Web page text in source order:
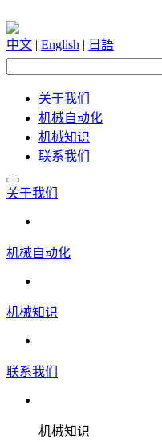
中文 | English | 日語
关于我们
机械自动化
机械知识
联系我们
关于我们
机械自动化
机械知识
联系我们
机械知识